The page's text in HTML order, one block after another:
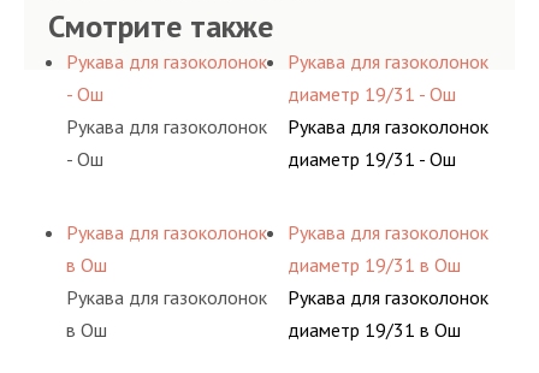
Смотрите также
Рукава для газоколонок
- Ош
Рукава для газоколонок
- Ош
Рукава для газоколонок
в Ош
Рукава для газоколонок
в Ош
Рукава для газоколонок
диаметр 19/31 - Ош
Рукава для газоколонок
диаметр 19/31 - Ош
Рукава для газоколонок
диаметр 19/31 в Ош
Рукава для газоколонок
диаметр 19/31 в Ош